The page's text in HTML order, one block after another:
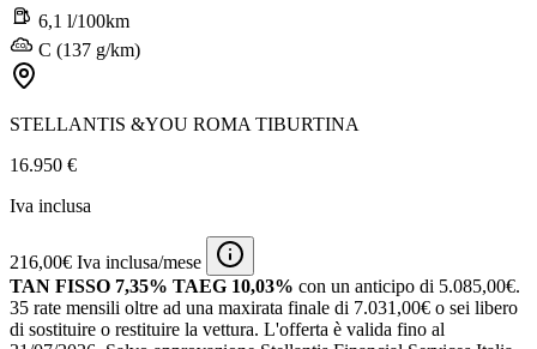
6,1 l/100km
C (137 g/km)
STELLANTIS &YOU ROMA TIBURTINA
16.950 €
Iva inclusa
216,00€ Iva inclusa/mese
TAN FISSO 7,35% TAEG 10,03% con un anticipo di 5.085,00€.
35 rate mensili oltre ad una maxirata finale di 7.031,00€ o sei libero
di sostituire o restituire la vettura. L'offerta è valida fino al